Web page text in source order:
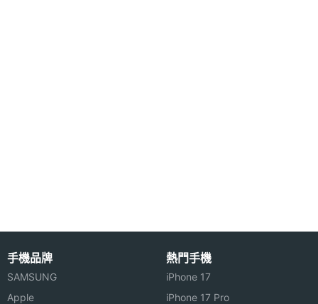
其境的 AR 體驗，各位可以輕鬆將隨手掃描的檔案轉
換成 3D CAD 計畫案，並且丟進 SketchUp 中進行編
主相機
感光元
手機品牌
SAMSUNG
Apple
熱門手機
iPhone 17
iPhone 17 Pro